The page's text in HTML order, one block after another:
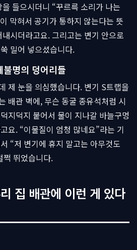
들으시더니 “꾸르륵 소리가 나는
막혀서 공기가 통하지 않는다는 뜻
시더라고요. 그리고는 변기 안으로
밀어 넣으셨습니다.
명의 덩어리들
제 눈을 의심했습니다. 변기 S트랩을
배관 벽에, 무슨 동굴 종유석처럼 시
지덕지 붙어서 물이 지나갈 바늘구멍
요. “이물질이 엄청 많네요”라는 기
“저 변기에 휴지 말고는 아무것도
쩍 뛰었습니다.
집 배관에 이런 게 있다